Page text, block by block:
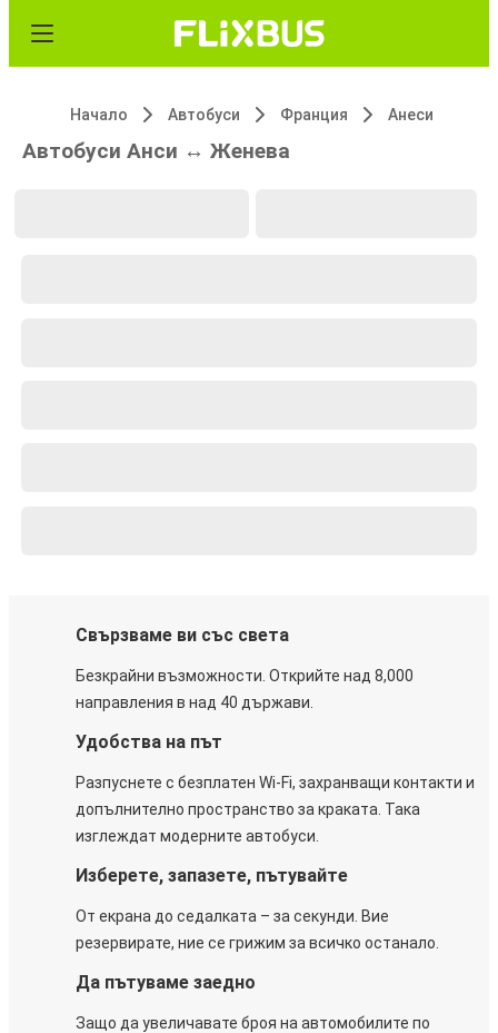
Начало Автобуси Франция Анеси
Автобуси Анси ↔ Женева
Свързваме ви със света
Безкрайни възможности. Открийте над 8,000
направления в над 40 държави.
Удобства на път
Разпуснете с безплатен Wi-Fi, захранващи контакти и
допълнително пространство за краката. Така
изглеждат модерните автобуси.
Изберете, запазете, пътувайте
От екрана до седалката – за секунди. Вие
резервирате, ние се грижим за всичко останало.
Да пътуваме заедно
Защо да увеличавате броя на автомобилите по